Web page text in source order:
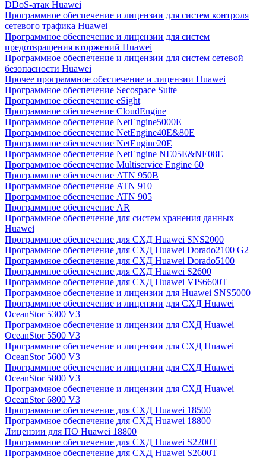
DDoS-атак Huawei
Программное обеспечение и лицензии для систем контроля
сетевого трафика Huawei
Программное обеспечение и лицензии для систем
предотвращения вторжений Huawei
Программное обеспечение и лицензии для систем сетевой
безопасности Huawei
Прочее программное обеспечение и лицензии Huawei
Программное обеспечение Secospace Suite
Программное обеспечение eSight
Программное обеспечение CloudEngine
Программное обеспечение NetEngine5000E
Программное обеспечение NetEngine40E&80E
Программное обеспечение NetEngine20E
Программное обеспечение NetEngine NE05E&NE08E
Программное обеспечение Multiservice Engine 60
Программное обеспечение ATN 950B
Программное обеспечение ATN 910
Программное обеспечение ATN 905
Программное обеспечение AR
Программное обеспечение для систем хранения данных
Huawei
Программное обеспечение для СХД Huawei SNS2000
Программное обеспечение для СХД Huawei Dorado2100 G2
Программное обеспечение для СХД Huawei Dorado5100
Программное обеспечение для СХД Huawei S2600
Программное обеспечение для СХД Huawei VIS6600T
Программное обеспечение и лицензии для Huawei SNS5000
Программное обеспечение и лицензии для СХД Huawei
OceanStor 5300 V3
Программное обеспечение и лицензии для СХД Huawei
OceanStor 5500 V3
Программное обеспечение и лицензии для СХД Huawei
OceanStor 5600 V3
Программное обеспечение и лицензии для СХД Huawei
OceanStor 5800 V3
Программное обеспечение и лицензии для СХД Huawei
OceanStor 6800 V3
Программное обеспечение для СХД Huawei 18500
Программное обеспечение для СХД Huawei 18800
Лицензии для ПО Huawei 18800
Программное обеспечение для СХД Huawei S2200T
Программное обеспечение для СХД Huawei S2600T